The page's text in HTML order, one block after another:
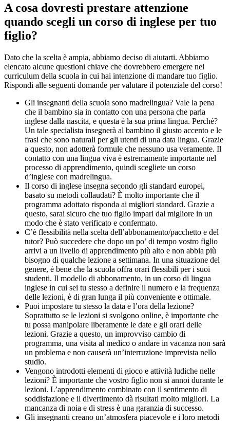
A cosa dovresti prestare attenzione
quando scegli un corso di inglese per tuo
figlio?
Dato che la scelta è ampia, abbiamo deciso di aiutarti. Abbiamo
elencato alcune questioni chiave che dovrebbero emergere nel
curriculum della scuola in cui hai intenzione di mandare tuo figlio.
Rispondi alle seguenti domande per valutare il potenziale del corso!
Gli insegnanti della scuola sono madrelingua? Vale la pena
che il bambino sia in contatto con una persona che parla
inglese dalla nascita, e questa è la sua prima lingua. Perché?
Un tale specialista insegnerà al bambino il giusto accento e le
frasi che sono naturali per gli utenti di una data lingua. Grazie
a questo, non adotterà formule che nessuno usa veramente. Il
contatto con una lingua viva è estremamente importante nel
processo di apprendimento, quindi scegliete un corso
d’inglese con madrelingua.
Il corso di inglese insegna secondo gli standard europei,
basato su metodi collaudati? È molto importante che il
programma adottato risponda ai migliori standard. Grazie a
questo, sarai sicuro che tuo figlio impari dal migliore in un
modo che è stato verificato e confermato.
C’è flessibilità nella scelta dell’abbonamento/pacchetto e del
tutor? Può succedere che dopo un po’ di tempo vostro figlio
arrivi a un livello di apprendimento più alto e non abbia più
bisogno di qualche lezione a settimana. In una situazione del
genere, è bene che la scuola offra orari flessibili per i suoi
studenti. Il modello di abbonamento, in un corso di lingua
inglese in cui sei tu stesso a definire il numero e la frequenza
delle lezioni, è di gran lunga il più conveniente e ottimale.
Puoi impostare tu stesso la data e l’ora della lezione?
Soprattutto se le lezioni si svolgono online, è importante che
tu possa manipolare liberamente le date e gli orari delle
lezioni. Grazie a questo, un improvviso cambio di
programma, una visita al medico o andare in vacanza non sarà
un problema e non causerà un’interruzione imprevista nello
studio.
Vengono introdotti elementi di gioco e attività ludiche nelle
lezioni? È importante che vostro figlio non si annoi durante le
lezioni. L’apprendimento combinato con il sentimento di
soddisfazione e il divertimento dà risultati molto migliori. La
mancanza di noia e di stress è una garanzia di successo.
Gli insegnanti creano un’atmosfera piacevole e i loro metodi